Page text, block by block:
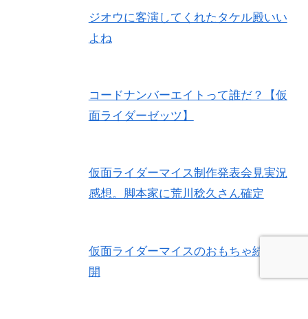
ジオウに客演してくれたタケル殿いい
よね
コードナンバーエイトって誰だ？【仮
面ライダーゼッツ】
仮面ライダーマイス制作発表会見実況
感想。脚本家に荒川稔久さん確定
仮面ライダーマイスのおもちゃ続々公
開